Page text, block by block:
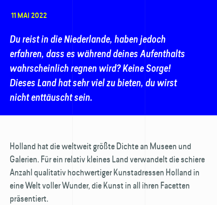
11 MAI 2022
Du reist in die Niederlande, haben jedoch
erfahren, dass es während deines Aufenthalts
wahrscheinlich regnen wird? Keine Sorge!
Dieses Land hat sehr viel zu bieten, du wirst
nicht enttäuscht sein.
Holland hat die weltweit größte Dichte an Museen und
Galerien. Für ein relativ kleines Land verwandelt die schiere
Anzahl qualitativ hochwertiger Kunstadressen Holland in
eine Welt voller Wunder, die Kunst in all ihren Facetten
präsentiert.